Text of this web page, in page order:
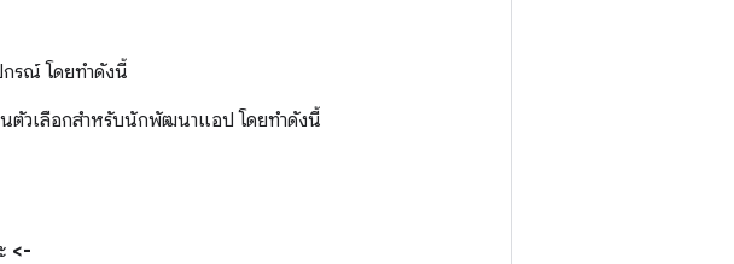
รณ์ โดยทำดังนี้
นตัวเลือกสำหรับนักพัฒนาแอป โดยทำดังนี้
<-